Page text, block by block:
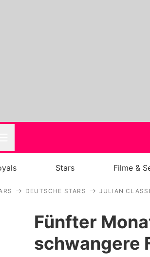
Stars Filme &
DEUTSCHE STARS JULIAN
Fünfter
schwangere